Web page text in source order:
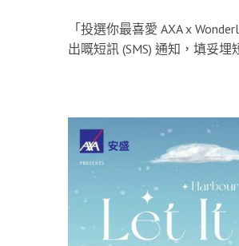
「投選你最喜愛 AXA x
出嘅短訊 (SMS) 通知，填妥埋